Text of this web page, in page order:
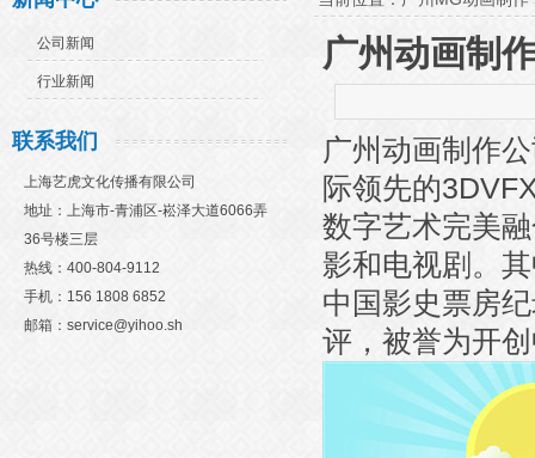
公司新闻
行业新闻
联系我们
上海艺虎文化传播有限公司
地址：上海市-青浦区-崧泽大道6066弄
36号楼三层
热线：400-804-9112
手机：156 1808 6852
邮箱：service@yihoo.sh
广州动画制
广州动画制作
际领先的
数字艺术完美
影和电视剧。
中国影史票房
评，被誉为开